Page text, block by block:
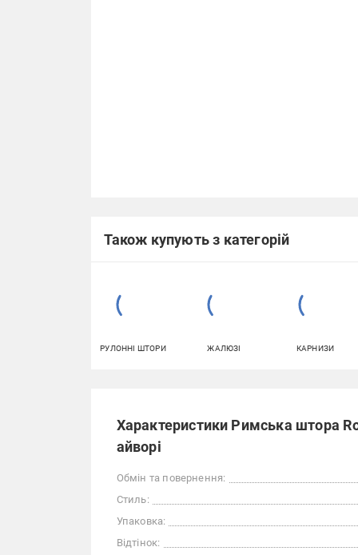
Також купують з категорій
РУЛОННІ ШТОРИ ЖАЛЮЗІ КАРНИЗИ
Характеристики Римська штора
айворі
Обмін та повернення:
Стиль:
Упаковка:
Відтінок: